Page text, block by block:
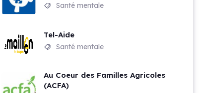
Santé mentale
Tel-Aide
Santé mentale
Au Coeur des Familles Agricoles
(ACFA)